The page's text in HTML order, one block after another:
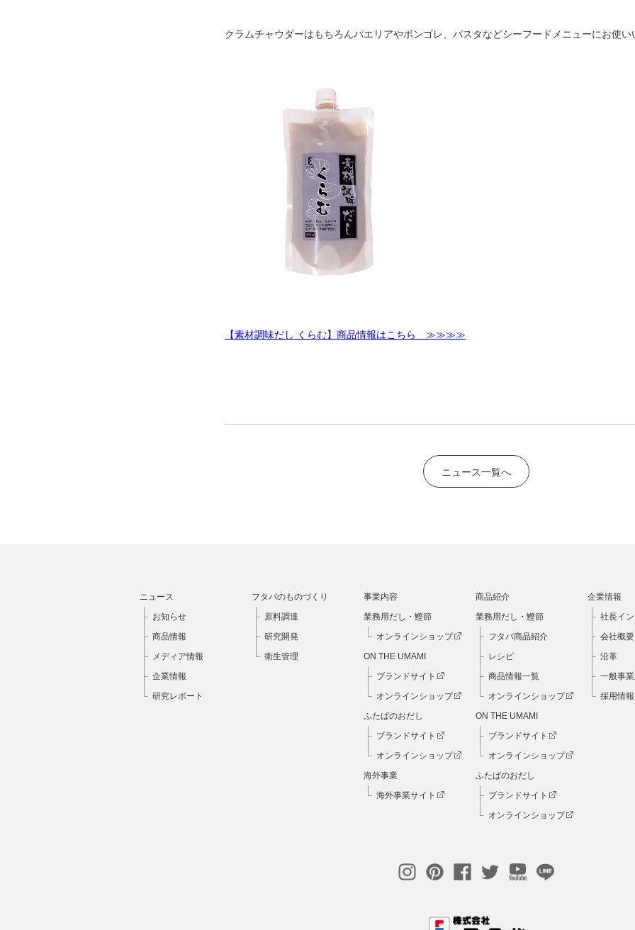
クラムチャウダーはもちろんパエリアやボンゴレ、パスタなどシーフードメニューにお使い
【素材調味だし くらむ】商品情報はこちら ≫≫≫≫
ニュース一覧へ
ニュース
お知らせ
商品情報
メディア情報
企業情報
研究レポート
フタバのものづくり
原料調達
研究開発
衛生管理
事業内容
業務用だし・鰹節
オンラインショップ
ON THE UMAMI
ブランドサイト
オンラインショップ
ふたばのおだし
ブランドサイト
オンラインショップ
海外事業
海外事業サイト
商品紹介
業務用だし・鰹節
フタバ商品紹介
レシピ
商品情報一覧
オンラインショップ
ON THE UMAMI
ブランドサイト
オンラインショップ
ふたばのおだし
ブランドサイト
オンラインショップ
企業情報
社長イ
会社概要
沿革
一般事
採用情報